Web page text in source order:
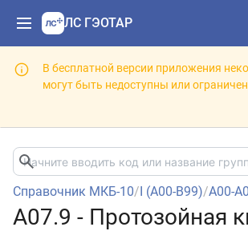
ЛС ГЭОТАР
В бесплатной версии приложения
могут быть недоступны или
Справочник МКБ-10/I (A00-B99)/A00-
A07.9 - Протозойная